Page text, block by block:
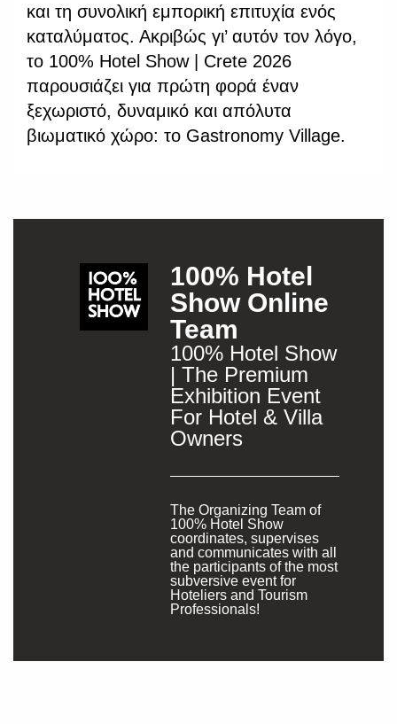
και τη συνολική εμπορική επιτυχία ενός
καταλύματος. Ακριβώς γι’ αυτόν τον λόγο,
το 100% Hotel Show | Crete 2026
παρουσιάζει για πρώτη φορά έναν
ξεχωριστό, δυναμικό και απόλυτα
βιωματικό χώρο: το Gastronomy Village.
100% Hotel
Show Online
Team
100% Hotel Show
| The Premium
Exhibition Event
For Hotel & Villa
Owners
The Organizing Team of
100% Hotel Show
coordinates, supervises
and communicates with all
the participants of the most
subversive event for
Hoteliers and Tourism
Professionals!